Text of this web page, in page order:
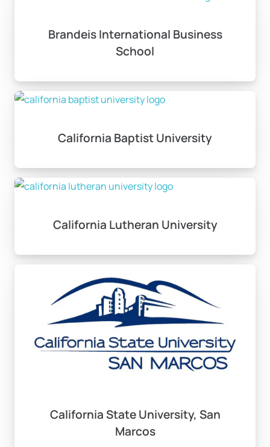
Brandeis International Business
School
California Baptist University
California Lutheran University
California State University, San
Marcos